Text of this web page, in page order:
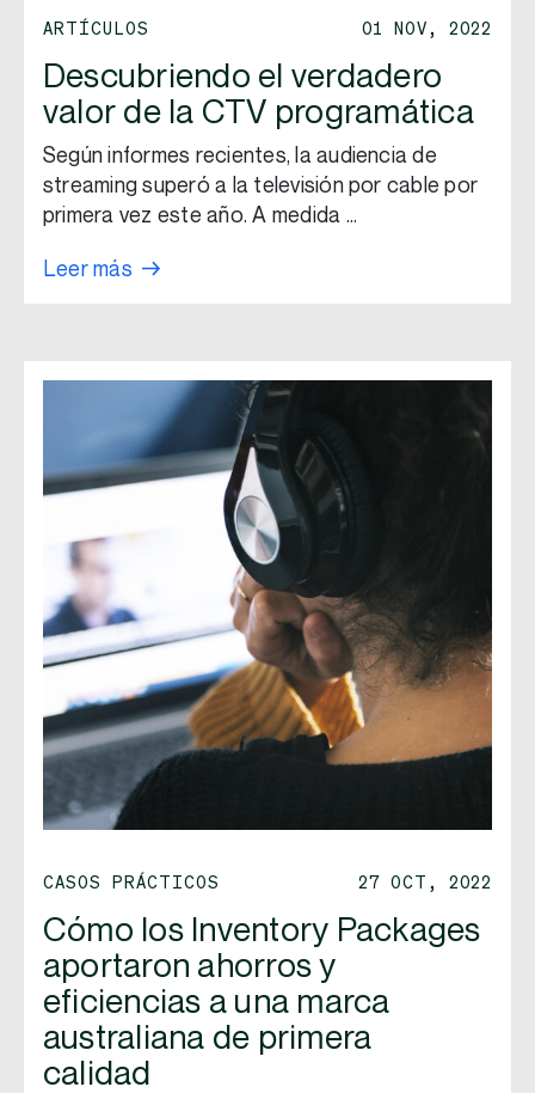
ARTÍCULOS 01 NOV, 2022
Descubriendo el verdadero
valor de la CTV programática
Según informes recientes, la audiencia de
streaming superó a la televisión por cable por
primera vez este año. A medida …
Leer más
CASOS PRÁCTICOS 27 OCT, 2022
Cómo los Inventory Packages
aportaron ahorros y
eficiencias a una marca
australiana de primera
calidad